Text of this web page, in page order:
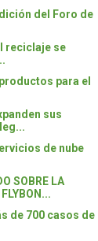
del Foro de
reciclaje se
para el
sus
de nube
SOBRE LA
de 700 casos de